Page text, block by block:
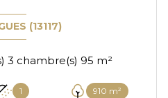
(13117)
Maison 4 pièce(s) 3 chambre(s) 95 m²
1 910 m²